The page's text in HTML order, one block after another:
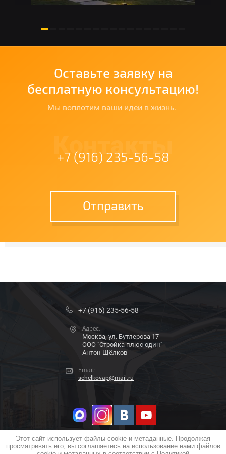
Этот сайт использует файлы cookie и метаданные. Продолжая
просматривать его, вы соглашаетесь на использование нами файлов
Оставьте заявку на
бесплатную консультацию!
Мы воплотим ваши идеи в жизнь.
Контакты
+7 (916) 235-56-58
Отправить
+7 (916) 235-56-58
Адрес:
Москва, ул. Бутлерова 17
ООО "Стройка плюс один"
Антон Щёлков
Email:
schelkovap@mail.ru
COPYRIGHT © 2018 - 2026